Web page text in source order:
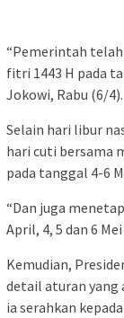
“Pemerintah
fitri 1443 H pada
Jokowi, Rabu (6/4).
Selain hari libur
hari cuti bersama
pada tanggal 4-6
“Dan juga
April, 4, 5 dan 6
Kemudian,
detail aturan yang
ia serahkan